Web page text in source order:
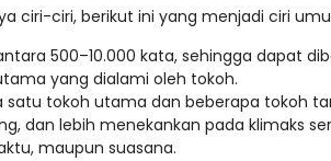
ciri-ciri, berikut ini yang menjadi ciri
500–10.000 kata, sehingga dapat
yang dialami oleh tokoh.
satu tokoh utama dan beberapa tokoh
dan lebih menekankan pada klimaks
maupun suasana.